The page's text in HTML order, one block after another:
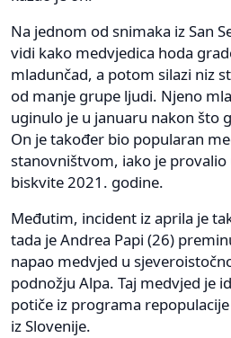
Na jednom od snimaka iz San
vidi kako medvjedica hoda
mladunčad, a potom silazi niz
od manje grupe ljudi. Njeno
uginulo je u januaru nakon što
On je također bio popularan
stanovništvom, iako je provalio
biskvite 2021. godine.
Međutim, incident iz aprila je
tada je Andrea Papi (26)
napao medvjed u
podnožju Alpa. Taj medvjed je
potiče iz programa
iz Slovenije.